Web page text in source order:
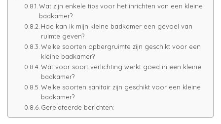
Wat zijn enkele tips voor het inrichten van een kleine
badkamer?
Hoe kan ik mijn kleine badkamer een gevoel van
ruimte geven?
Welke soorten opbergruimte zijn geschikt voor een
kleine badkamer?
Wat voor soort verlichting werkt goed in een kleine
badkamer?
Welke soorten sanitair zijn geschikt voor een kleine
badkamer?
Gerelateerde berichten: